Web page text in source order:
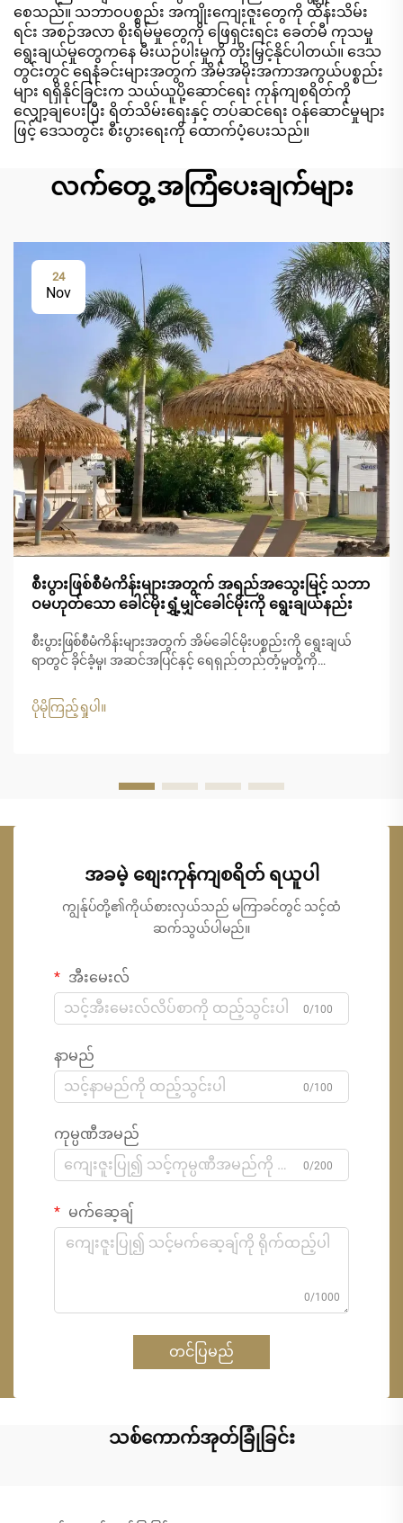
စေသည်။ သဘာဝပစ္စည်း အကျိုးကျေးဇူးတွေကို ထိန်းသိမ်း
ရင်း အစဉ်အလာ စိုးရိမ်မှုတွေကို ဖြေရှင်းရင်း ခေတ်မီ ကုသမှု
ရွေးချယ်မှုတွေကနေ မီးယဉ်ပါးမှုကို တိုးမြှင့်နိုင်ပါတယ်။ ဒေသ
တွင်းတွင် ရေနံခင်းများအတွက် အိမ်အမိုးအကာအကွယ်ပစ္စည်း
များ ရရှိနိုင်ခြင်းက သယ်ယူပို့ဆောင်ရေး ကုန်ကျစရိတ်ကို
လျှော့ချပေးပြီး ရိတ်သိမ်းရေးနှင့် တပ်ဆင်ရေး ဝန်ဆောင်မှုများ
ဖြင့် ဒေသတွင်း စီးပွားရေးကို ထောက်ပံ့ပေးသည်။
လက်တွေ့ အကြံပေးချက်များ
24
Nov
စီးပွားဖြစ်စီမံကိန်းများအတွက် အရည်အသွေးမြင့် သဘာ
ဝမဟုတ်သော ခေါင်မိုးရွှံ့မျှင်ခေါင်မိုးကို ရွေးချယ်နည်း
စီးပွားဖြစ်စီမံကိန်းများအတွက် အိမ်ခေါင်မိုးပစ္စည်းကို ရွေးချယ်
ရာတွင် ခိုင်ခံ့မှု၊ အဆင်အပြင်နှင့် ရေရှည်တည်တံ့မှုတို့ကို
အသွေးအရောင်ကို ရရှိလိုသော စီးပွားရေးလုပ်ငန်းများအတွက်
သာမောင်းလုံအိမ်ခေါင်မိုးသည် စံပြဖြစ်သော အဖြေရှာဖွေမှုတစ်ခု
ပိုမိုကြည့်ရှုပါ။
အခမဲ့ စျေးကုန်ကျစရိတ် ရယူပါ
ကျွန်ုပ်တို့၏ကိုယ်စားလှယ်သည် မကြာခင်တွင် သင့်ထံ
ဆက်သွယ်ပါမည်။
အီးမေးလ်
0/100
နာမည်
0/100
ကုမ္ပဏီအမည်
0/200
မက်ဆေ့ချ်
0/1000
တင်ပြမည်
သစ်ကောက်အုတ်ခြုံခြင်း